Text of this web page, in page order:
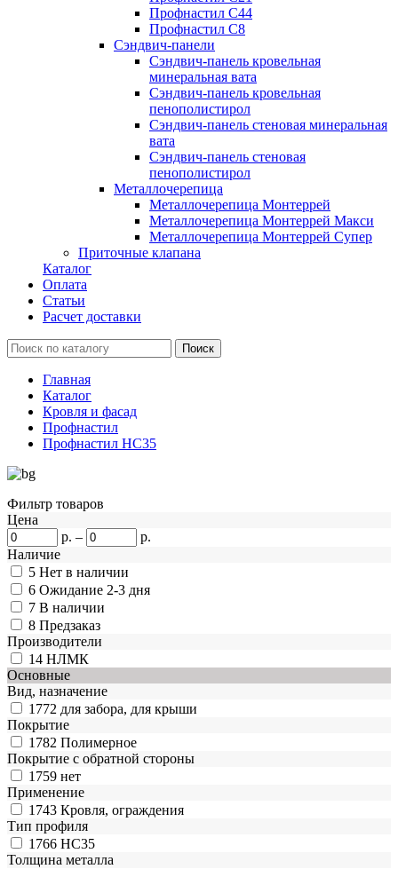
Профнастил С44
Профнастил С8
Сэндвич-панели
Сэндвич-панель кровельная
минеральная вата
Сэндвич-панель кровельная
пенополистирол
Сэндвич-панель стеновая минеральная
вата
Сэндвич-панель стеновая
пенополистирол
Металлочерепица
Металлочерепица Монтеррей
Металлочерепица Монтеррей Макси
Металлочерепица Монтеррей Супер
Приточные клапана
Каталог
Оплата
Статьи
Расчет доставки
Главная
Каталог
Кровля и фасад
Профнастил
Профнастил НС35
Фильтр товаров
Цена
р. –
р.
Наличие
5 Нет в наличии
6 Ожидание 2-3 дня
7 В наличии
8 Предзаказ
Производители
14 НЛМК
Основные
Вид, назначение
1772 для забора, для крыши
Покрытие
1782 Полимерное
Покрытие с обратной стороны
1759 нет
Применение
1743 Кровля, ограждения
Тип профиля
1766 НС35
Толщина металла